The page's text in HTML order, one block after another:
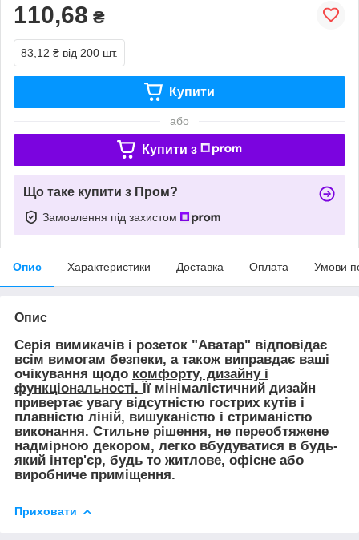
110,68 ₴
83,12 ₴ від 200 шт.
Купити
або
Купити з
Що таке купити з Пром?
Замовлення під захистом
Опис Характеристики Доставка Оплата Умови
Опис
Серія вимикачів і розеток "Аватар" відповідає
всім вимогам безпеки, а також виправдає ваші
очікування щодо комфорту, дизайну і
функціональності. Її мінімалістичний дизайн
привертає увагу відсутністю гострих кутів і
плавністю ліній, вишуканістю і стриманістю
виконання. Стильне рішення, не переобтяжене
надмірною декором, легко вбудуватися в будь-
який інтер'єр, будь то житлове, офісне або
виробниче приміщення.
Приховати